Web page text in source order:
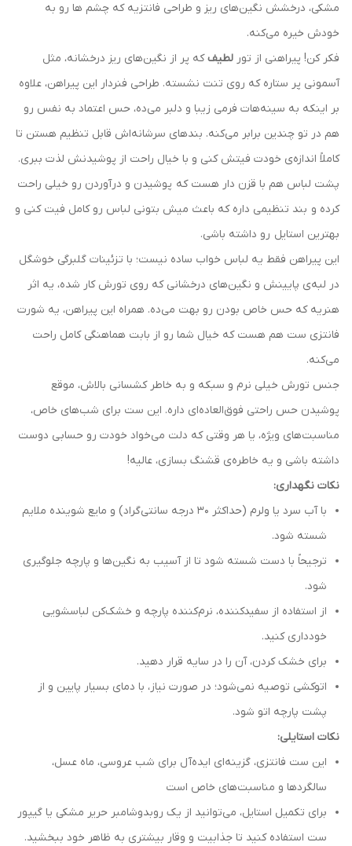
مشکی، درخشش نگین‌های ریز و طراحی فانتزیه که چشم ها رو به
خودش خیره می‌کنه.
فکر کن! پیراهنی از تور لطیفکه پر از نگین‌های ریز درخشانه، مثل
آسمونی پر ستاره که روی تنت نشسته. طراحی فنردار این پیراهن، علاوه
بر اینکه به سینه‌هات فرمی زیبا و دلبر می‌ده، حس اعتماد به نفس رو
هم در تو چندین برابر می‌کنه. بندهای سرشانه‌اش قابل تنظیم هستن تا
کاملاً اندازه‌ی خودت فیتش کنی و با خیال راحت از پوشیدنش لذت ببری.
پشت لباس هم با قزن‌ دار هست که پوشیدن و درآوردن رو خیلی راحت
کرده و بند تنظیمی داره که باعث میش بتونی لباس رو کامل فیت کنی و
بهترین استایل رو داشته باشی.
این پیراهن فقط یه لباس خواب ساده نیست؛ با تزئینات گلبرگی خوشگل
در لبه‌ی پایینش و نگین‌های درخشانی که روی تورش کار شده، یه اثر
هنریه که حس خاص بودن رو بهت می‌ده. همراه این پیراهن، یه شورت
فانتزی ست هم هست که خیال شما رو از بابت هماهنگی کامل راحت
می‌کنه.
جنس تورش خیلی نرم و سبکه و به خاطر کشسانی بالاش، موقع
پوشیدن حس راحتی فوق‌العاده‌ای داره. این ست برای شب‌های خاص،
مناسبت‌های ویژه، یا هر وقتی که دلت می‌خواد خودت رو حسابی دوست
داشته باشی و یه خاطره‌ی قشنگ بسازی، عالیه!
نکات نگهداری:
با آب سرد یا ولرم (حداکثر 30 درجه سانتی‌گراد) و مایع شوینده ملایم
شسته شود.
ترجیحاً با دست شسته شود تا از آسیب به نگین‌ها و پارچه جلوگیری
شود.
از استفاده از سفیدکننده، نرم‌کننده پارچه و خشک‌کن لباسشویی
خودداری کنید.
برای خشک کردن، آن را در سایه قرار دهید.
اتوکشی توصیه نمی‌شود؛ در صورت نیاز، با دمای بسیار پایین و از
پشت پارچه اتو شود.
نکات استایلی:
این ست فانتزی، گزینه‌ای ایده‌آل برای شب عروسی، ماه عسل،
سالگردها و مناسبت‌های خاص است
برای تکمیل استایل، می‌توانید از یک روبدوشامبر حریر مشکی یا گیپور
ست استفاده کنید تا جذابیت و وقار بیشتری به ظاهر خود ببخشید.